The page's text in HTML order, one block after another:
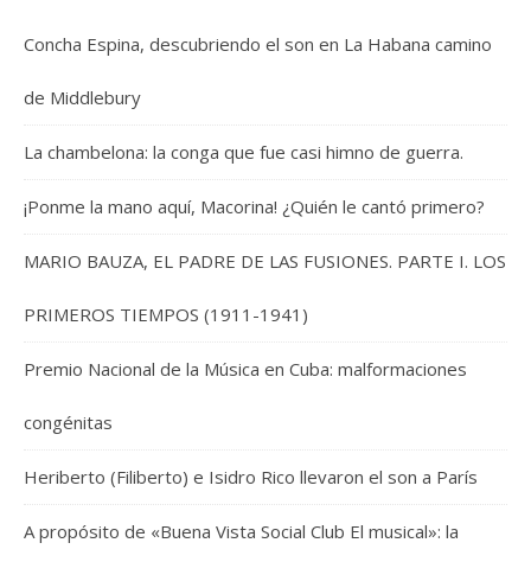
Concha Espina, descubriendo el son en La Habana camino
de Middlebury
La chambelona: la conga que fue casi himno de guerra.
¡Ponme la mano aquí, Macorina! ¿Quién le cantó primero?
MARIO BAUZA, EL PADRE DE LAS FUSIONES. PARTE I. LOS
PRIMEROS TIEMPOS (1911-1941)
Premio Nacional de la Música en Cuba: malformaciones
congénitas
Heriberto (Filiberto) e Isidro Rico llevaron el son a París
A propósito de «Buena Vista Social Club El musical»: la